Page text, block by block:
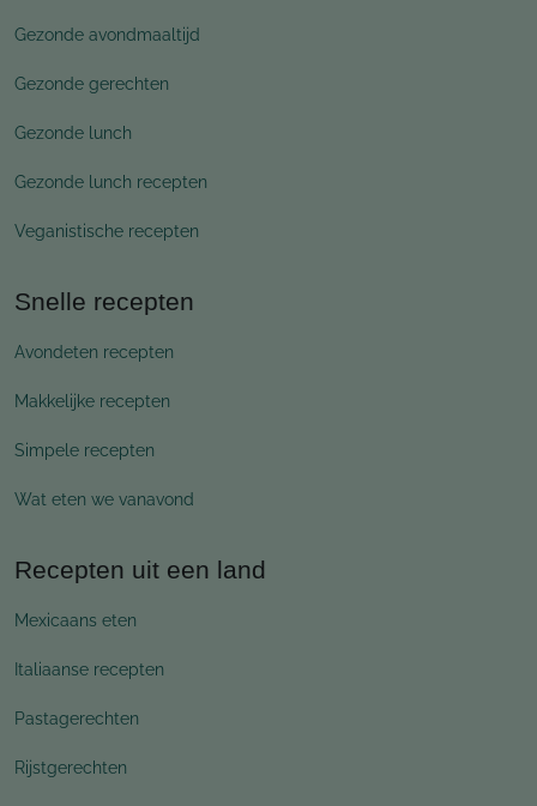
Gezonde avondmaaltijd
Gezonde gerechten
Gezonde lunch
Gezonde lunch recepten
Veganistische recepten
Snelle recepten
Avondeten recepten
Makkelijke recepten
Simpele recepten
Wat eten we vanavond
Recepten uit een land
Mexicaans eten
Italiaanse recepten
Pastagerechten
Rijstgerechten